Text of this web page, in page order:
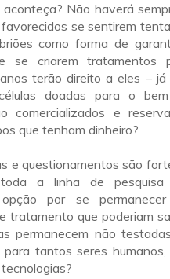
Não haverá
se sentirem
como forma de
se criarem tratamentos
terão direito a eles – já
doadas para o
comercializados e
que tenham dinheiro?
e questionamentos são
a linha de pesquisa
por se
tratamento que poderiam
permanecem não
tantos seres humanos,